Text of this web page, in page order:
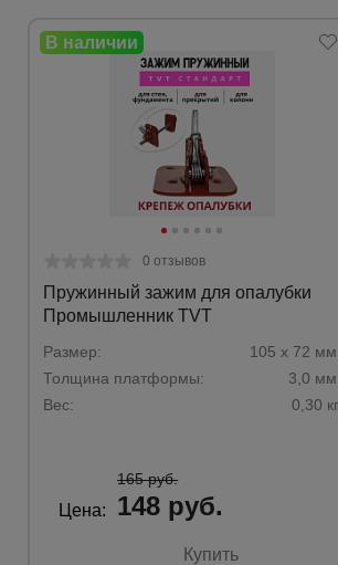
0 отзывов
Пружинный зажим для опалубки
Промышленник TVT
Размер:
105 х 72 мм.
Толщина платформы:
3,0 мм.
Вес:
0,30 кг.
Цена:
165 руб.
148 руб.
Купить